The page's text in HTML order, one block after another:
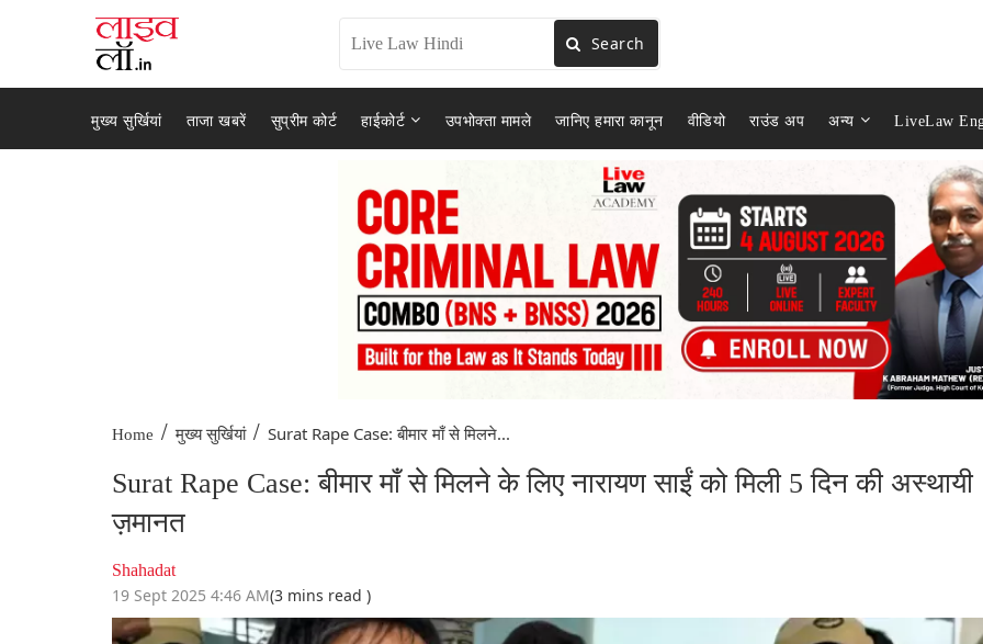
Search
मुख्य सुर्खियां ताजा खबरें सुप्रीम कोर्ट हाईकोर्ट उपभोक्ता मामले जानिए हमारा कानून वीडियो राउंड अप अन्य LiveLaw
Home / मुख्य सुर्खियां / Surat Rape Case: बीमार माँ से मिलने...
Surat Rape Case: बीमार माँ से मिलने के लिए नारायण साईं को मिली 5 दिन की अस्थायी
ज़मानत
Shahadat
19 Sept 2025 4:46 AM(3 mins read )